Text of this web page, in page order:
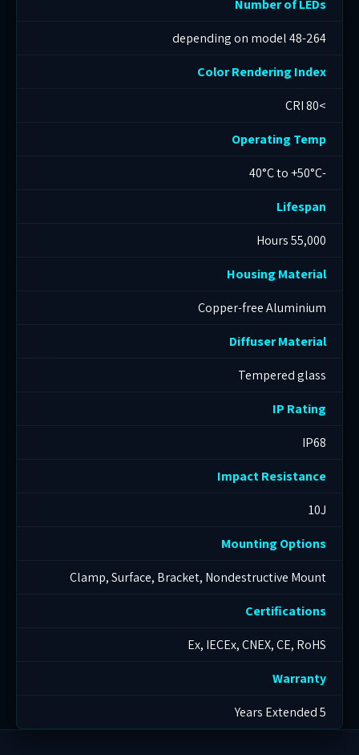
Number of LEDs
48-264 depending on model
Color Rendering Index
>80 CRI
Operating Temp
-40°C to +50°C
Lifespan
55,000 Hours
Housing Material
Copper-free Aluminium
Diffuser Material
Tempered glass
IP Rating
IP68
Impact Resistance
10J
Mounting Options
Clamp, Surface, Bracket, Nondestructive Mount
Certifications
Ex, IECEx, CNEX, CE, RoHS
Warranty
5 Years Extended